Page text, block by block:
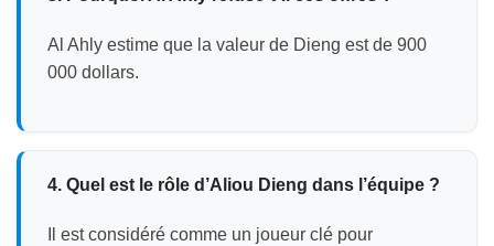
Al Ahly estime que la valeur de Dieng est de 900
000 dollars.
4. Quel est le rôle d’Aliou Dieng dans l’équipe ?
Il est considéré comme un joueur clé pour